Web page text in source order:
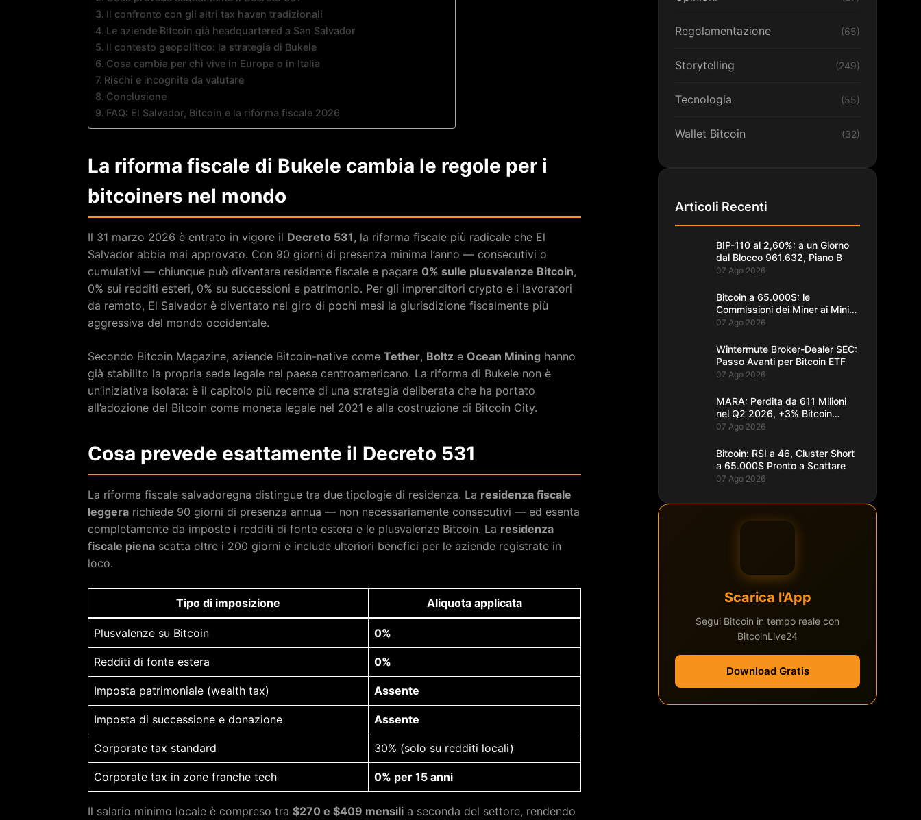
Il confronto con gli altri tax haven tradizionali
Le aziende Bitcoin già headquartered a San Salvador
Il contesto geopolitico: la strategia di Bukele
Cosa cambia per chi vive in Europa o in Italia
Rischi e incognite da valutare
Conclusione
FAQ: El Salvador, Bitcoin e la riforma fiscale 2026
La riforma fiscale di Bukele cambia le regole per i
bitcoiners nel mondo
Il 31 marzo 2026 è entrato in vigore il Decreto 531, la riforma fiscale più radicale che El
Salvador abbia mai approvato. Con 90 giorni di presenza minima l’anno — consecutivi o
cumulativi — chiunque può diventare residente fiscale e pagare 0% sulle plusvalenze Bitcoin,
0% sui redditi esteri, 0% su successioni e patrimonio. Per gli imprenditori crypto e i lavoratori
da remoto, El Salvador è diventato nel giro di pochi mesi la giurisdizione fiscalmente più
aggressiva del mondo occidentale.
Secondo Bitcoin Magazine, aziende Bitcoin-native come Tether, Boltz e Ocean Mining hanno
già stabilito la propria sede legale nel paese centroamericano. La riforma di Bukele non è
un’iniziativa isolata: è il capitolo più recente di una strategia deliberata che ha portato
all’adozione del Bitcoin come moneta legale nel 2021 e alla costruzione di Bitcoin City.
Cosa prevede esattamente il Decreto 531
La riforma fiscale salvadoregna distingue tra due tipologie di residenza. La residenza fiscale
leggera richiede 90 giorni di presenza annua — non necessariamente consecutivi — ed esenta
completamente da imposte i redditi di fonte estera e le plusvalenze Bitcoin. La residenza
fiscale piena scatta oltre i 200 giorni e include ulteriori benefici per le aziende registrate in
loco.
Tipo di imposizione Aliquota applicata
Plusvalenze su Bitcoin 0%
Redditi di fonte estera 0%
Imposta patrimoniale (wealth tax) Assente
Imposta di successione e donazione Assente
Corporate tax standard 30% (solo su redditi locali)
Corporate tax in zone franche tech 0% per 15 anni
Il salario minimo locale è compreso tra $270 e $409 mensili a seconda del settore, rendendo
Regolamentazione (65)
Storytelling (249)
Tecnologia (55)
Wallet Bitcoin (32)
Articoli Recenti
BIP-110 al 2,60%: a un Giorno
dal Blocco 961.632, Piano B
07 Ago 2026
Bitcoin a 65.000$: le
Commissioni dei Miner ai Minimi
da un Decennio
07 Ago 2026
Wintermute Broker-Dealer SEC:
Passo Avanti per Bitcoin ETF
07 Ago 2026
MARA: Perdita da 611 Milioni
nel Q2 2026, +3% Bitcoin
Minati
07 Ago 2026
Bitcoin: RSI a 46, Cluster Short
a 65.000$ Pronto a Scattare
07 Ago 2026
Scarica l'App
Segui Bitcoin in tempo reale con
BitcoinLive24
Download Gratis